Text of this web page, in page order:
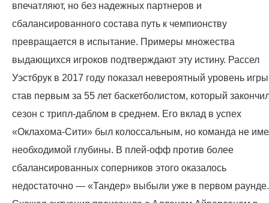
впечатляют, но без надежных партнеров и
сбалансированного состава путь к чемпионству
превращается в испытание. Примеры множества
выдающихся игроков подтверждают эту истину. Рассел
Уэстбрук в 2017 году показал невероятный уровень
став первым за 55 лет баскетболистом, который
сезон с трипл-даблом в среднем. Его вклад в успех
«Оклахома-Сити» был колоссальным, но команда не
необходимой глубины. В плей-офф против более
сбалансированных соперников этого оказалось
недостаточно — «Тандер» выбыли уже в первом раунде.